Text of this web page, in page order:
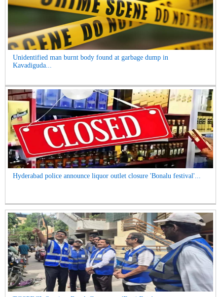
Unidentified man burnt body found at garbage dump in
Kavadiguda...
Hyderabad police announce liquor outlet closure 'Bonalu festival'...